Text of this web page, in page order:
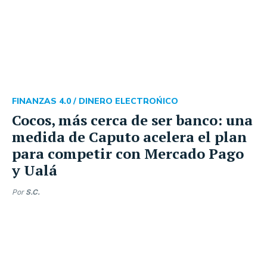
Cocos, más cerca de ser banco: una
medida de Caputo acelera el plan
para competir con Mercado Pago
y Ualá
FINANZAS 4.0 / DINERO ELECTROŃICO
Por S.C.